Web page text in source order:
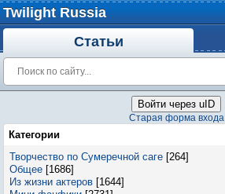
Twilight Russia
Статьи
Войти через uID
Старая форма входа
Категории
Творчество по Сумеречной саге [264]
Общее [1686]
Из жизни актеров [1644]